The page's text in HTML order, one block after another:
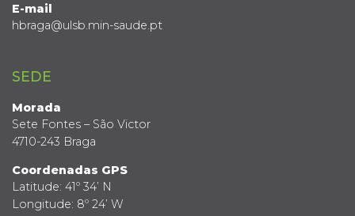
E-mail
hbraga@ulsb.min-saude.pt
SEDE
Morada
Sete Fontes – São Victor
4710-243 Braga
Coordenadas GPS
Latitude: 41º 34’ N
Longitude: 8º 24’ W